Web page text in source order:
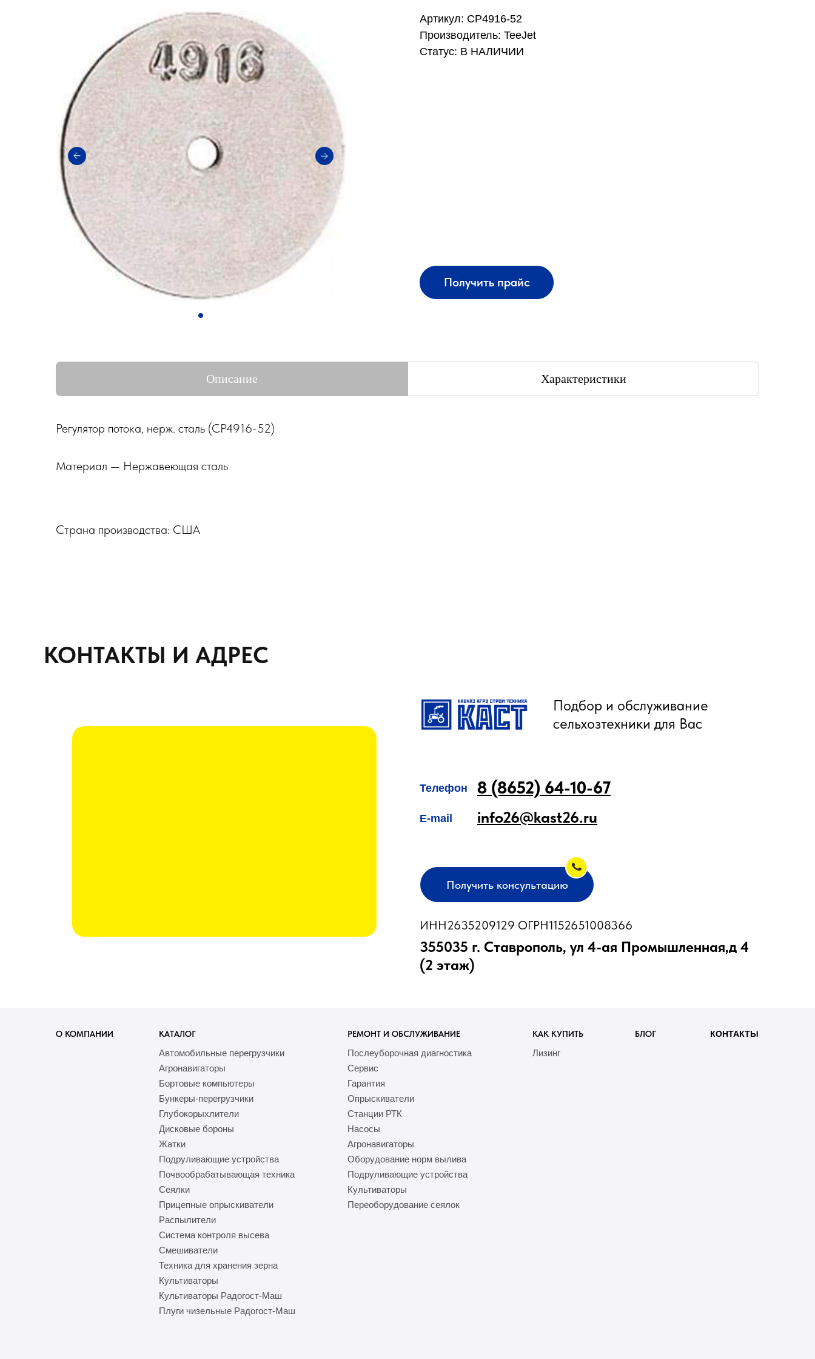
Артикул: CP4916-52
Производитель: TeeJet
Статус: В НАЛИЧИИ
Получить прайс
Описание Характеристики
Регулятор потока, нерж. сталь (CP4916-52)
Материал — Нержавеющая сталь
Страна производства: США
КОНТАКТЫ И АДРЕС
Подбор и обслуживание
сельхозтехники для Вас
8 (8652) 64-10-67
info26@kast26.ru
Получить консультацию
355035 г. Ставрополь, ул 4-ая Промышленная,д 4
(2 этаж)
Телефон
E-mail
ИНН2635209129 ОГРН1152651008366
О КОМПАНИИ КАТАЛОГ КОНТАКТЫ
РЕМОНТ И ОБСЛУЖИВАНИЕ КАК КУПИТЬ БЛОГ
Автомобильные перегрузчики
Агронавигаторы
Бортовые компьютеры
Бункеры-перегрузчики
Глубокорыхлители
Дисковые бороны
Жатки
Подруливающие устройства
Почвообрабатывающая техника
Прицепные опрыскиватели
Распылители
Система контроля высева
Смешиватели
Техника для хранения зерна
Культиваторы
Культиваторы Радогост-Маш
Плуги чизельные Радогост-Маш
Послеуборочная диагностика
Сервис
Гарантия
Опрыскиватели
Станции РТК
Насосы
Агронавигаторы
Оборудование норм вылива
Подруливающие устройства
Культиваторы
Переоборудование сеялок
Лизинг
Сеялки